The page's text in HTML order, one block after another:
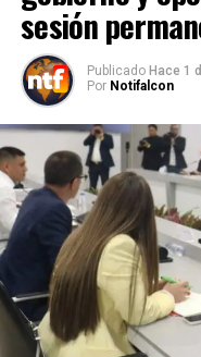
sesión
Publicado Hace 1
Por Notifalcon